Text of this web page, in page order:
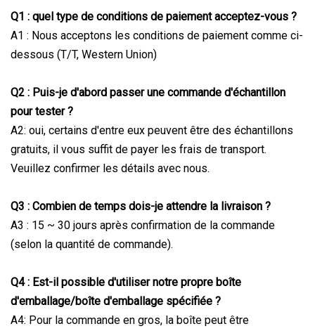
Q1 : quel type de conditions de paiement acceptez-vous ?
A1 : Nous acceptons les conditions de paiement comme ci-
dessous (T/T, Western Union)
Q2 : Puis-je d'abord passer une commande d'échantillon
pour tester ?
A2: oui, certains d'entre eux peuvent être des échantillons
gratuits, il vous suffit de payer les frais de transport.
Veuillez confirmer les détails avec nous.
Q3 : Combien de temps dois-je attendre la livraison ?
A3 : 15 ~ 30 jours après confirmation de la commande
(selon la quantité de commande).
Q4 : Est-il possible d'utiliser notre propre boîte
d'emballage/boîte d'emballage spécifiée ?
A4: Pour la commande en gros, la boîte peut être